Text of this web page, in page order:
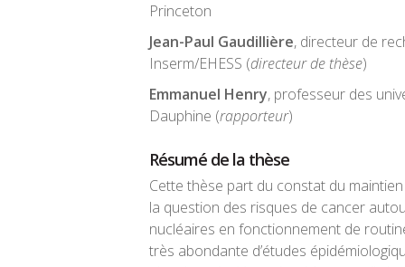
Princeton
Jean-Paul Gaudillière, directeur de
Inserm/EHESS (directeur de thèse)
Emmanuel Henry, professeur des
Dauphine (rapporteur)
Résumé de la thèse
Cette thèse part du constat du
la question des risques de cancer
nucléaires en fonctionnement de
très abondante d’études